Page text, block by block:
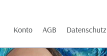
Konto AGB Datenschutz